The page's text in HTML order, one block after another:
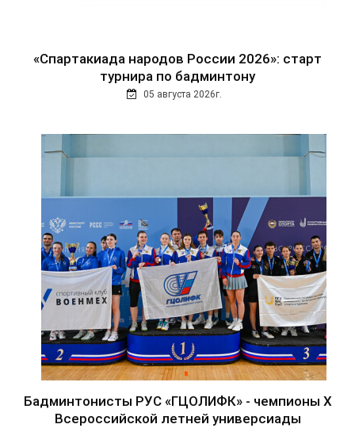
«Спартакиада народов России 2026»: старт
турнира по бадминтону
05 августа 2026г.
Бадминтонисты РУС «ГЦОЛИФК» - чемпионы Х
Всероссийской летней универсиады